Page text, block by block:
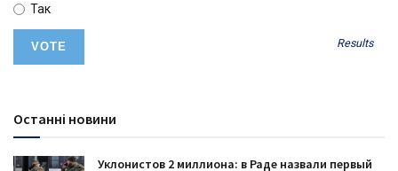
Так
Results
Останні новини
Уклонистов 2 миллиона: в Раде назвали первый